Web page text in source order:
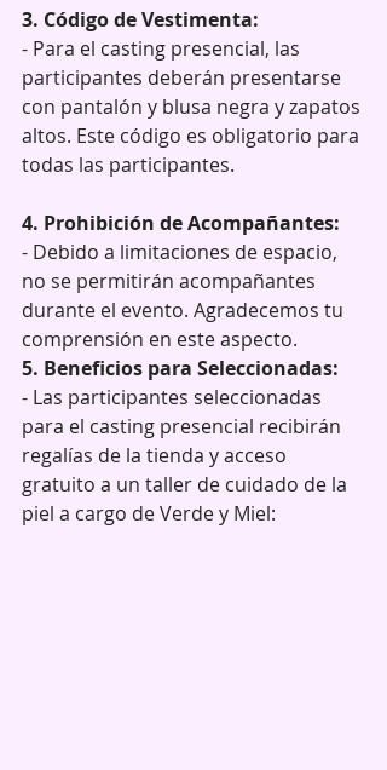
3. Código de Vestimenta:
- Para el casting presencial, las
participantes deberán presentarse
con pantalón y blusa negra y zapatos
altos. Este código es obligatorio para
todas las participantes.
4. Prohibición de Acompañantes:
- Debido a limitaciones de espacio,
no se permitirán acompañantes
durante el evento. Agradecemos tu
comprensión en este aspecto.
5. Beneficios para Seleccionadas:
- Las participantes seleccionadas
para el casting presencial recibirán
regalías de la tienda y acceso
gratuito a un taller de cuidado de la
piel a cargo de Verde y Miel: